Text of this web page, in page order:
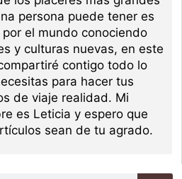
persona puede tener es
por el mundo conociendo
y culturas nuevas, en este
contigo todo lo
para hacer tus
de viaje realidad. Mi
es Leticia y espero que
sean de tu agrado.